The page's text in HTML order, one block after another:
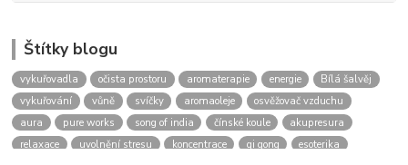
Štítky blogu
vykuřovadla očista prostoru aromaterapie energie
Bílá šalvěj
vykuřování
vůně svíčky aromaoleje
osvěžovač vzduchu
aura
pure works song of india čínské koule
akupresura
relaxace
uvolnění stresu koncentrace qi gong
esoterika